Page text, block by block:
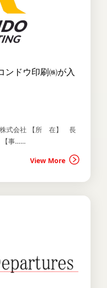
ンドウ印刷㈱が入
株式会社 【所 在】 長
【事……
View More